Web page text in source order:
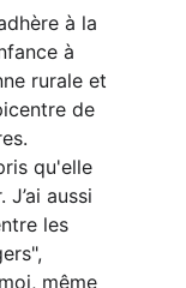
à la
à
rurale et
de
qu'elle
aussi
les
même